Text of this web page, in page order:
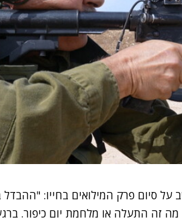
על סיום פרק המילואים בחייו:
מה זה התעלה או מלחמת יום כיפור.